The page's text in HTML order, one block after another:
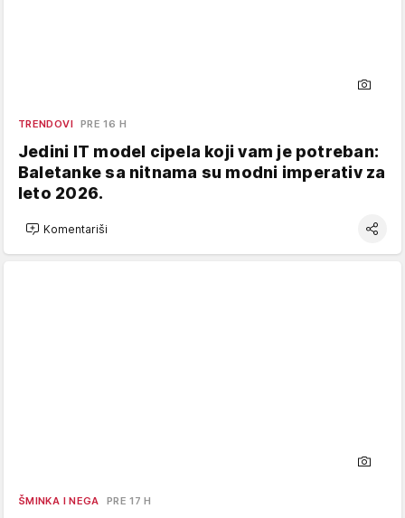
TRENDOVI PRE 16 H
Jedini IT model cipela koji vam je potreban:
Baletanke sa nitnama su modni imperativ za
leto 2026.
Komentariši
ŠMINKA I NEGA PRE 17 H